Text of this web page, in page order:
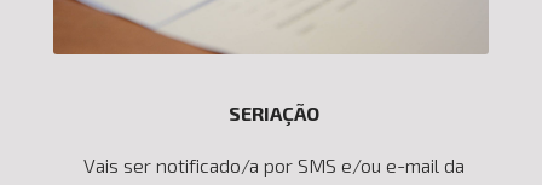
SERIAÇÃO
Vais ser notificado/a por SMS e/ou e-mail da